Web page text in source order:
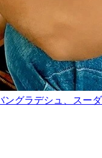
グラデシュ、スー